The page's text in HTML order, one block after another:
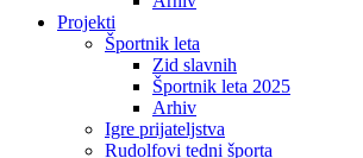
Projekti
Športnik leta
Zid slavnih
Športnik leta 2025
Arhiv
Igre prijateljstva
Rudolfovi tedni športa